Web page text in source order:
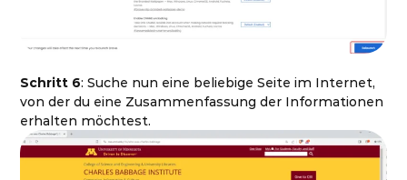
Schritt 6: Suche nun eine beliebige Seite im Internet,
von der du eine Zusammenfassung der Informationen
erhalten möchtest.